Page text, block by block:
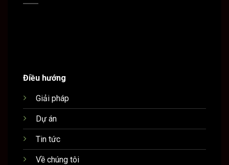
Điều hướng
Giải pháp
Dự án
Tin tức
Về chúng tôi